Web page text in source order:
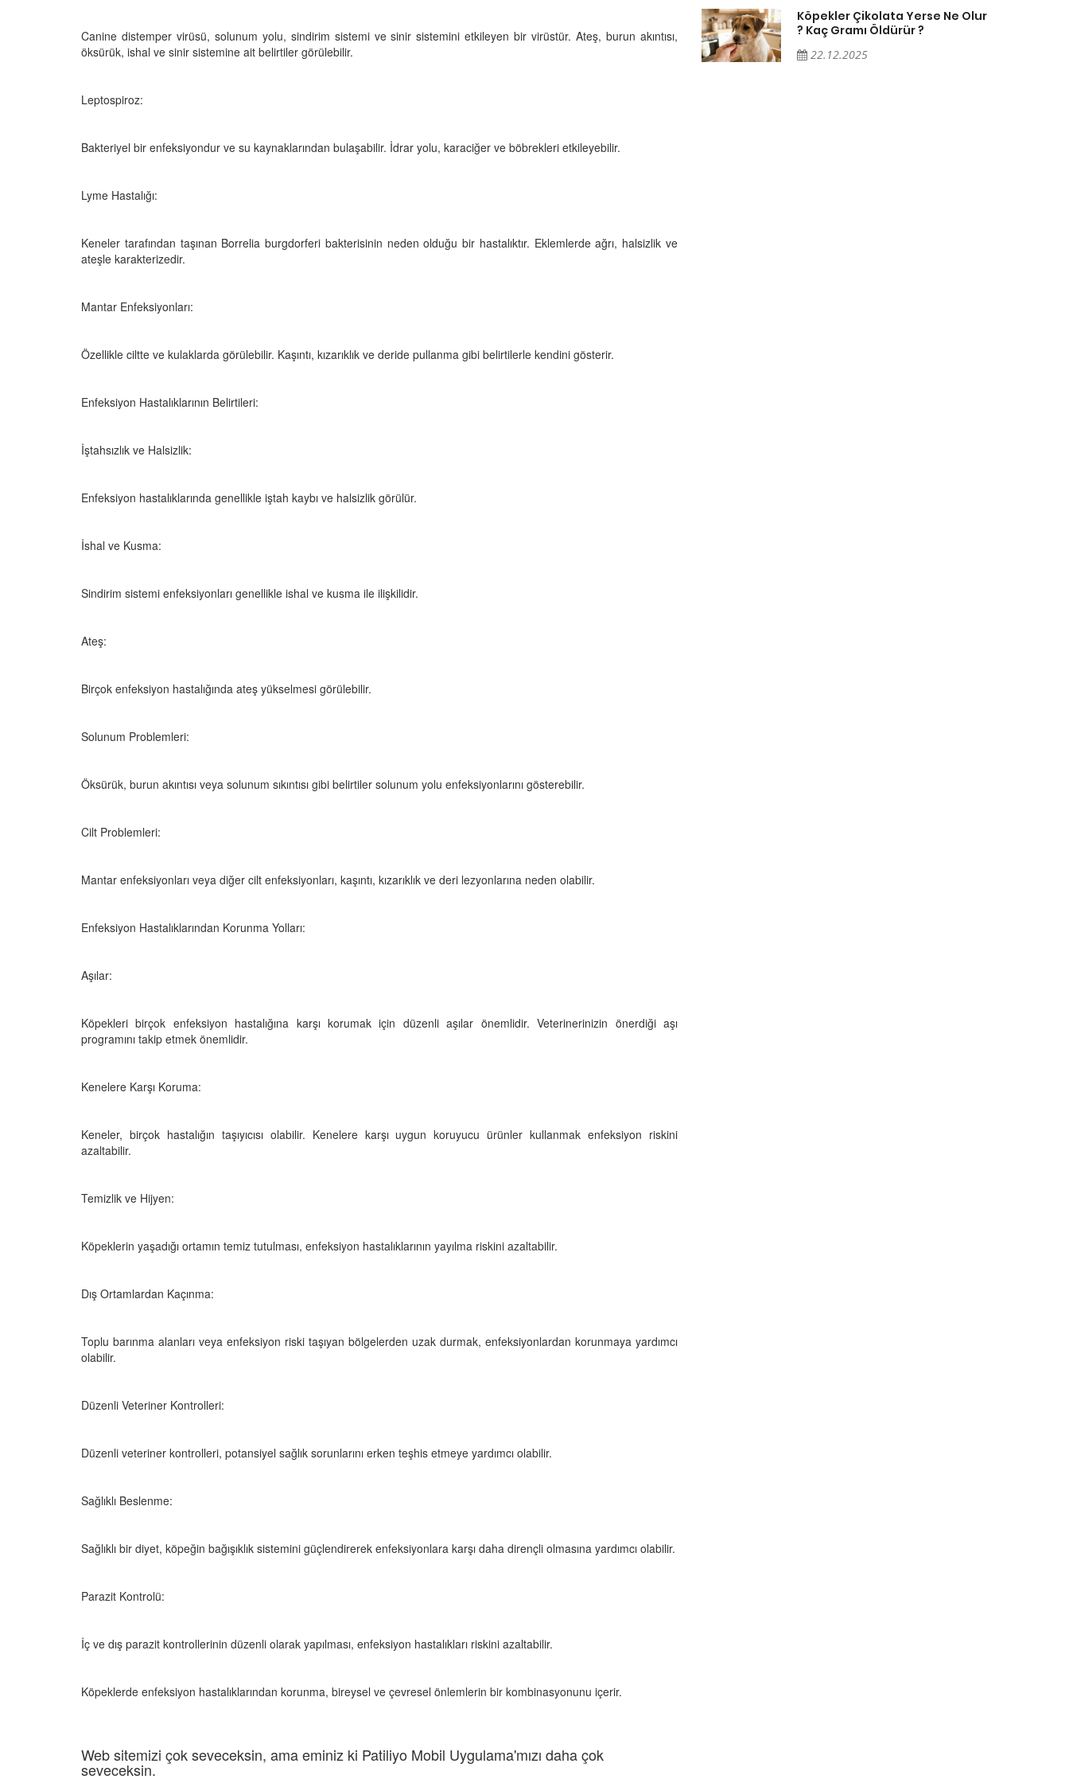
Canine distemper virüsü, solunum yolu, sindirim sistemi ve sinir sistemini etkileyen bir virüstür. Ateş, burun akıntısı,
öksürük, ishal ve sinir sistemine ait belirtiler görülebilir.
Leptospiroz:
Bakteriyel bir enfeksiyondur ve su kaynaklarından bulaşabilir. İdrar yolu, karaciğer ve böbrekleri etkileyebilir.
Lyme Hastalığı:
Keneler tarafından taşınan Borrelia burgdorferi bakterisinin neden olduğu bir hastalıktır. Eklemlerde ağrı, halsizlik ve
ateşle karakterizedir.
Mantar Enfeksiyonları:
Özellikle ciltte ve kulaklarda görülebilir. Kaşıntı, kızarıklık ve deride pullanma gibi belirtilerle kendini gösterir.
Enfeksiyon Hastalıklarının Belirtileri:
İştahsızlık ve Halsizlik:
Enfeksiyon hastalıklarında genellikle iştah kaybı ve halsizlik görülür.
İshal ve Kusma:
Sindirim sistemi enfeksiyonları genellikle ishal ve kusma ile ilişkilidir.
Ateş:
Birçok enfeksiyon hastalığında ateş yükselmesi görülebilir.
Solunum Problemleri:
Öksürük, burun akıntısı veya solunum sıkıntısı gibi belirtiler solunum yolu enfeksiyonlarını gösterebilir.
Cilt Problemleri:
Mantar enfeksiyonları veya diğer cilt enfeksiyonları, kaşıntı, kızarıklık ve deri lezyonlarına neden olabilir.
Enfeksiyon Hastalıklarından Korunma Yolları:
Aşılar:
Köpekleri birçok enfeksiyon hastalığına karşı korumak için düzenli aşılar önemlidir. Veterinerinizin önerdiği aşı
programını takip etmek önemlidir.
Kenelere Karşı Koruma:
Keneler, birçok hastalığın taşıyıcısı olabilir. Kenelere karşı uygun koruyucu ürünler kullanmak enfeksiyon riskini
azaltabilir.
Temizlik ve Hijyen:
Köpeklerin yaşadığı ortamın temiz tutulması, enfeksiyon hastalıklarının yayılma riskini azaltabilir.
Dış Ortamlardan Kaçınma:
Toplu barınma alanları veya enfeksiyon riski taşıyan bölgelerden uzak durmak, enfeksiyonlardan korunmaya yardımcı
olabilir.
Düzenli Veteriner Kontrolleri:
Düzenli veteriner kontrolleri, potansiyel sağlık sorunlarını erken teşhis etmeye yardımcı olabilir.
Sağlıklı Beslenme:
Sağlıklı bir diyet, köpeğin bağışıklık sistemini güçlendirerek enfeksiyonlara karşı daha dirençli olmasına yardımcı olabilir.
Parazit Kontrolü:
İç ve dış parazit kontrollerinin düzenli olarak yapılması, enfeksiyon hastalıkları riskini azaltabilir.
Köpeklerde enfeksiyon hastalıklarından korunma, bireysel ve çevresel önlemlerin bir kombinasyonunu içerir.
Web sitemizi çok seveceksin, ama eminiz ki Patiliyo Mobil Uygulama'mızı daha çok
seveceksin.
Köpeklerde Kilo Problemleri:
Köpeklerin mi Ağızları Daha
Temiz, İnsanların mı? Bilim Ne
Köpekler Çikolata Yerse Ne Olur
? Kaç Gramı Öldürür ?
22.12.2025